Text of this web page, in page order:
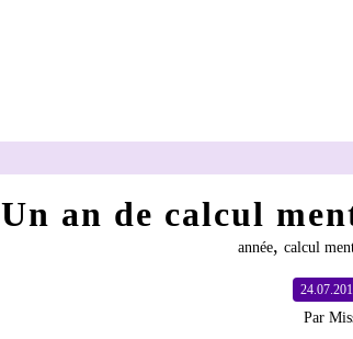
Un an de calcul
année, calcul
Par